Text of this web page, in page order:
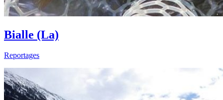
Bialle (La)
Reportages